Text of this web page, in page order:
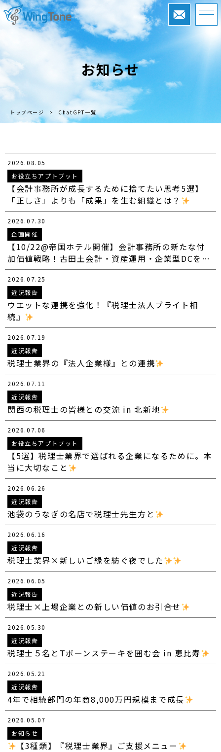
お知らせ
トップページ > ChatGPT一覧
2026.08.05
お役立ちアプトプット
【会計事務所が成長するために捨てたい思考5選】
「正しさ」よりも「成果」を生む組織とは？
2026.07.30
企画開催
【10/22@帝国ホテル開催】会計事務所の新たな付
加価値戦略！古田土会計・資産運用・企業型DCを…
2026.07.25
近況報告
ウエットな連携を強化！『税理士法人ブライト相
続』
2026.07.19
近況報告
税理士業界の『法人企業様』との連携
2026.07.11
近況報告
関西の税理士の皆様との交流 in 北新地
2026.07.06
お役立ちアプトプット
【5選】税理士業界で選ばれる企業になるために。本
当に大切なこと
2026.06.26
近況報告
池袋のうなぎの名店で税理士先生方と
2026.06.16
近況報告
税理士業界×新しいご縁を紡ぐ夜でした
2026.06.05
近況報告
税理士×上場企業との新しい価値のお引合せ
2026.05.30
近況報告
税理士５名とTボーンステーキを囲む会 in 恵比寿
2026.05.21
近況報告
4年で相続部門の年商8,000万円規模まで成長
2026.05.07
お知らせ
【3種類】『税理士業界』ご支援メニュー